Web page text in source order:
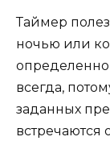
Таймер
ночью или
всегда,
заданных